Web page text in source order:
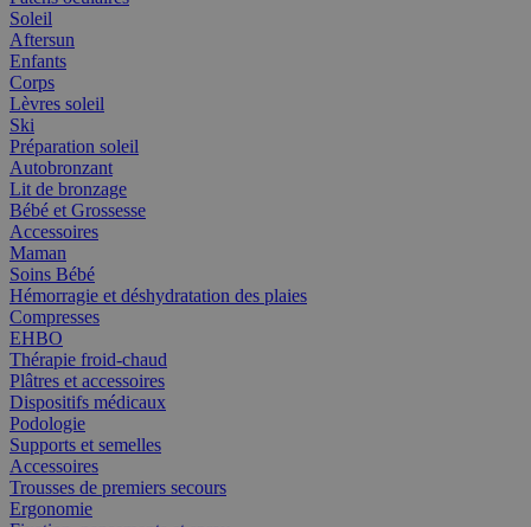
Soleil
Aftersun
Enfants
Corps
Lèvres soleil
Ski
Préparation soleil
Autobronzant
Lit de bronzage
Bébé et Grossesse
Accessoires
Maman
Soins Bébé
Hémorragie et déshydratation des plaies
Compresses
EHBO
Thérapie froid-chaud
Plâtres et accessoires
Dispositifs médicaux
Podologie
Supports et semelles
Accessoires
Trousses de premiers secours
Ergonomie